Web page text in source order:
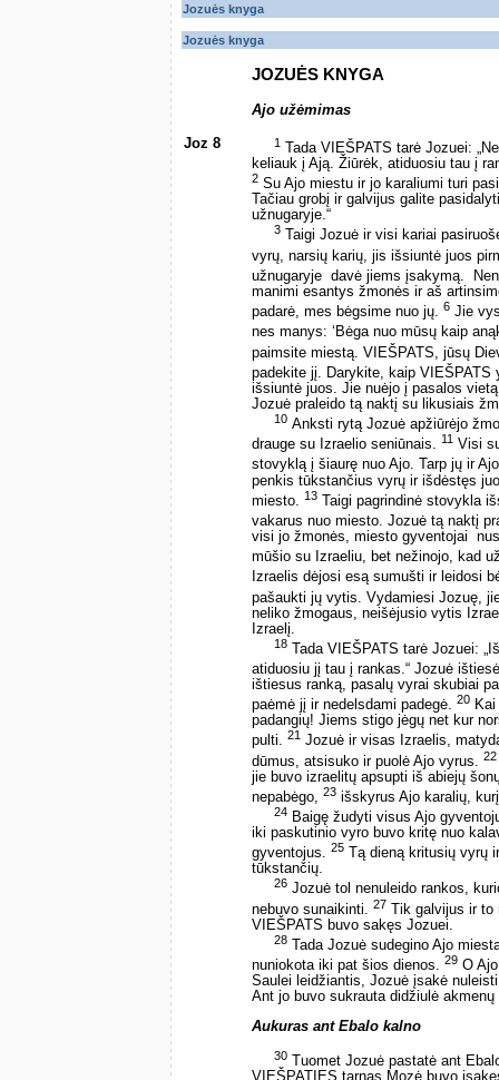
Jozuės knyga
Jozuės knyga
JOZUĖS KNYGA
Ajo užėmimas
Joz 8 1
Tada VIEŠPATS tarė Jozuei:
keliauk į Ają. Žiūrėk, atiduosiu tau į
2 Su Ajo miestu ir jo karaliumi turi
Tačiau grobį ir galvijus galite
užnugaryje.“
3 Taigi Jozuė ir visi kariai
vyrų, narsių karių, jis išsiuntė juos
užnugaryje ­ davė jiems įsakymą.
manimi esantys žmonės ir aš
padarė, mes bėgsime nuo jų. 6 Jie
nes manys: ‘Bėga nuo mūsų kaip
paimsite miestą. VIEŠPATS, jūsų
padekite jį. Darykite, kaip
išsiuntė juos. Jie nuėjo į pasalos
Jozuė praleido tą naktį su likusiais
10 Anksti rytą Jozuė apžiūrėjo
drauge su Izraelio seniūnais. 11 Visi
stovyklą į šiaurę nuo Ajo. Tarp jų ir
penkis tūkstančius vyrų ir išdėstęs
miesto. 13 Taigi pagrindinė stovykla
vakarus nuo miesto. Jozuė tą naktį
visi jo žmonės, miesto gyventojai
mūšio su Izraeliu, bet nežinojo, kad
Izraelis dėjosi esą sumušti ir leidosi
pašaukti jų vytis. Vydamiesi Jozuę,
neliko žmogaus, neišėjusio vytis
Izraelį.
18 Tada VIEŠPATS tarė Jozuei:
atiduosiu jį tau į rankas.“ Jozuė
ištiesus ranką, pasalų vyrai skubiai
paėmė jį ir nedelsdami padegė. 20
padangių! Jiems stigo jėgų net kur
pulti. 21 Jozuė ir visas Izraelis,
dūmus, atsisuko ir puolė Ajo vyrus. 22
jie buvo izraelitų apsupti iš abiejų
nepabėgo, 23 išskyrus Ajo karalių,
24 Baigę žudyti visus Ajo
iki paskutinio vyro buvo kritę nuo
gyventojus. 25 Tą dieną kritusių vyrų
tūkstančių.
26 Jozuė tol nenuleido rankos,
nebuvo sunaikinti. 27 Tik galvijus ir
VIEŠPATS buvo sakęs Jozuei.
28 Tada Jozuė sudegino Ajo
nuniokota iki pat šios dienos. 29 O
Saulei leidžiantis, Jozuė įsakė
Ant jo buvo sukrauta didžiulė
Aukuras ant Ebalo kalno
30 Tuomet Jozuė pastatė ant
VIEŠPATIES tarnas Mozė buvo